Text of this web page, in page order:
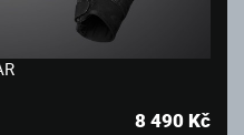
8 490 Kč